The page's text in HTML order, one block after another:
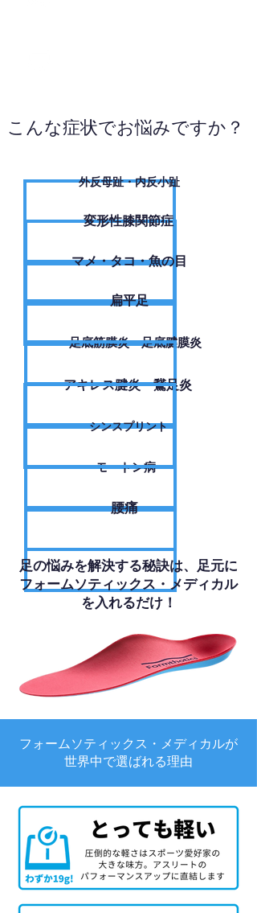
こんな症状でお悩みですか？
外反母趾・内反小趾
変形性膝関節症
​マメ・タコ・魚の目
扁平足
足底筋膜炎・足底腱膜炎
アキレス腱炎・鵞足炎
シンスプリント
モートン病
腰痛
足の悩みを解決する秘訣は、足元に
フォームソティックス・メディカル
を入れるだけ！
フォームソティックス・メディカルが
世界中で選ばれる理由